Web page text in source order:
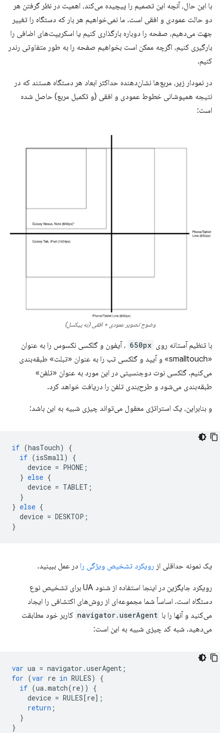
با این حال، آنچه این تصمیم را پیچیده می‌کند، اهمیت در نظر گرفتن هر
دو حالت عمودی و افقی است. ما نمی‌خواهیم هر بار که دستگاه را تغییر
جهت می‌دهیم، صفحه را دوباره بارگذاری کنیم یا اسکریپت‌های اضافی را
بارگیری کنیم، اگرچه ممکن است بخواهیم صفحه را به طور متفاوتی رندر
کنیم.
در نمودار زیر، مربع‌ها نشان‌دهنده حداکثر ابعاد هر دستگاه هستند که در
نتیجه همپوشانی خطوط عمودی و افقی (و تکمیل مربع) حاصل شده
است:
وضوح تصویر عمودی + افقی (به پیکسل)
با تنظیم آستانه روی 650px ، آیفون و گلکسی نکسوس را به عنوان
«smalltouch» و آیپد و گلکسی تب را به عنوان «تبلت» طبقه‌بندی
می‌کنیم. گلکسی نوت دوجنسیتی در این مورد به عنوان «تلفن»
طبقه‌بندی می‌شود و طرح‌بندی تلفن را دریافت خواهد کرد.
و بنابراین، یک استراتژی معقول می‌تواند چیزی شبیه به این باشد:
if (hasTouch)
{
if (isSmall)
{
device = PHONE ;
} else {
device = TABLET ;
}
} else {
device = DESKTOP ;
}
یک نمونه حداقلی از رویکرد تشخیص ویژگی را در عمل ببینید.
رویکرد جایگزین در اینجا استفاده از شنود UA برای تشخیص نوع
دستگاه است. اساساً شما مجموعه‌ای از روش‌های اکتشافی را ایجاد
می‌کنید و آنها را با navigator.userAgent کاربر خود مطابقت
می‌دهید. شبه کد چیزی شبیه به این است:
var ua = navigator .userAgent ;
for (var re in RULES)
{
if (ua.match(re))
{
device = RULES [re];
return ;
}
}